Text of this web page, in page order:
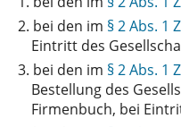
2. bei den im § 2 Abs. 1
Eintritt des
3. bei den im § 2 Abs. 1
Bestellung des
Firmenbuch, bei